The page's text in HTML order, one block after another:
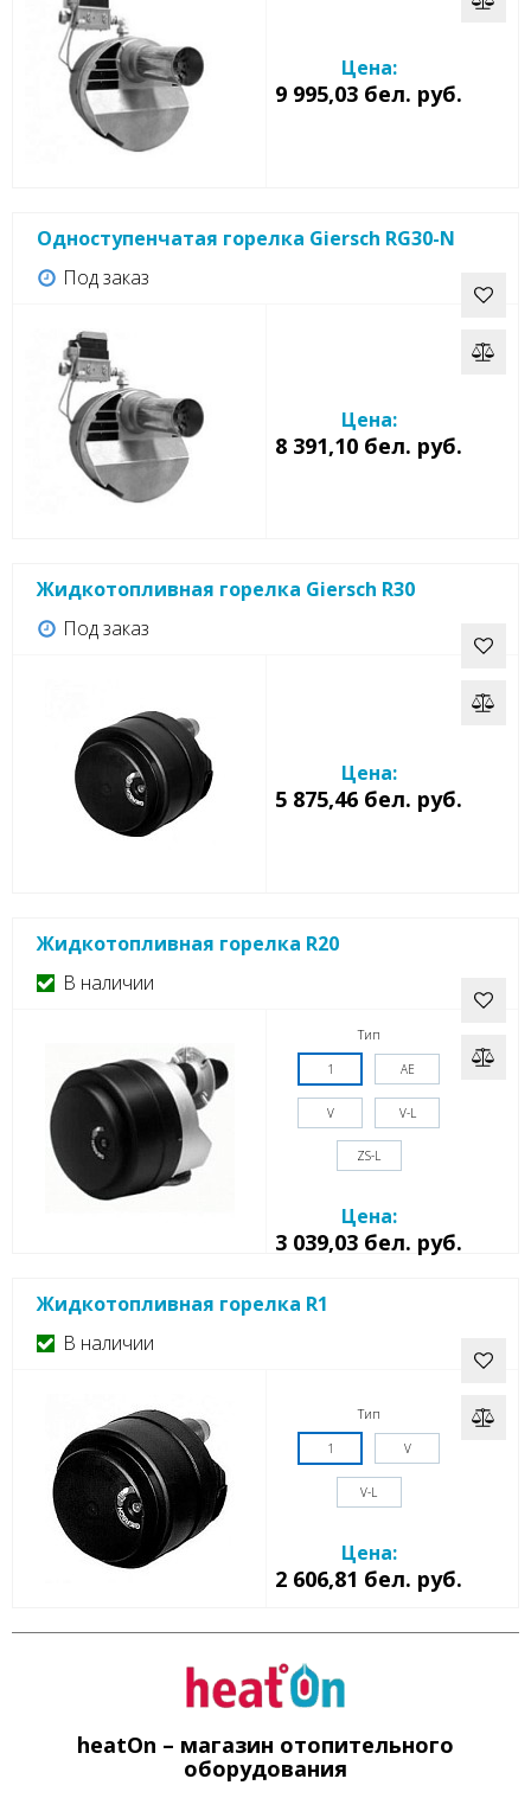
Цена:
9 995,03 бел. руб.
Под заказ
Одноступенчатая горелка Giersch RG30-N
Цена:
8 391,10 бел. руб.
Под заказ
Жидкотопливная горелка Giersch R30
Цена:
5 875,46 бел. руб.
В наличии
Жидкотопливная горелка R20
Тип
1 AE
V V-L
ZS-L
Цена:
3 039,03 бел. руб.
В наличии
Жидкотопливная горелка R1
Тип
1 V
V-L
Цена:
2 606,81 бел. руб.
heatOn – магазин отопительного
оборудования